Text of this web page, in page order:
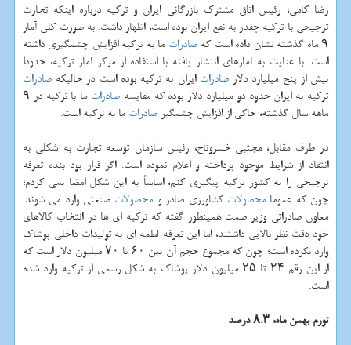
رضا كامی، رئیس اتاق مشترك بازرگانی ایران و تركیه درباره اینكه تجارت
ترجیحی با تركیه چقدر به نفع ایران بوده است، اظهار داشت: به صورت كلی آمار
۹ ماه گذشته نشان داده است كه
صادرات ما به تركیه افزایش چشمگیری داشته
است. با عنایت به آمارهای انتشار یافته با استفاده از مركز آمار تركیه، حدودا
بیش از پنج میلیارد دلارصادرات ایران به تركیه بوده است در حالیكه صادرات
تركیه به ایران حدود دو میلیارد دلار بوده كه مقایسه صادرات
ما با تركیه در ۹
ماهه سال گذشته، حاكی از افزایش چشمگیر صادراتما به تركیه است.
در طرف مقابل، مجتبی خسروتاج، رئیس سازمان توسعه تجارت به شكلی به
انتقاد از شرایط موجود پرداخته و اعلام نموده است: اگر قرار بود بنده تعرفه
ترجیحی را به كشور تركیه پیگیری كنم، اساساً به این شكل امضا نمی كردم؛
چون كه عمومامحصولات كشاورزی صادر ومحصولات صنعتی وارد می شوند.
معاون صادراتی وزیر صمت همینطور گفته كه تركیه ای ها در انتخاب كالاهای
خود دقت نظر بالایی داشتند، اما این تعرفه لطمه ای به تولیدات داخلی پوشاك
وارد نكرده است؛ چون كه مجموع حجم آن بین ۶۰ تا ۷۰ میلیون دلار است كه
از این رقم ۲۴ تا ۲۵ میلیون دلار پوشاك به شكل رسمی از تركیه وارد شده
است.
تورم بهمن ماه، ۸.۳ درصد